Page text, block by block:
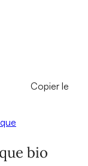
Copier le
bio